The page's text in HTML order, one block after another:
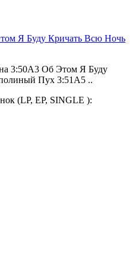
Я Буду Кричать Всю Ночь
3:50A3 Об Этом Я Буду
Пух 3:51A5 ..
(LP, EP, SINGLE ):